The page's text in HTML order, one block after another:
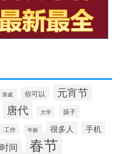
亲戚 你可以 元宵节
唐代 大学 孩子
工作 年龄 很多人 手机
时间 春节